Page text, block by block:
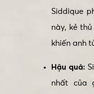
Siddique
này, kẻ
khiến anh
Hậu quả:
nhất của